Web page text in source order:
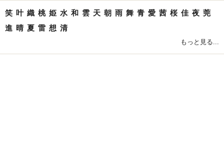
笑 叶 織 桃 姫 水 和 雲 天 朝 雨 舞 青 愛 茜 桜 佳 夜 莞
進 晴 夏 雷 想 清
もっと見る...